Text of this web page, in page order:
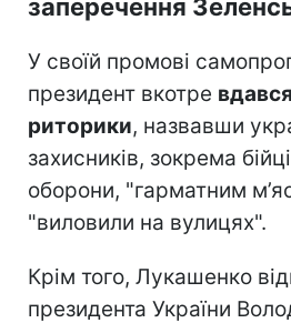
заперечення
У своїй промові
президент вкотре
риторики, назвавши
захисників, зокрема
оборони, "гарматним
"виловили на вулицях".
Крім того, Лукашенко
президента України